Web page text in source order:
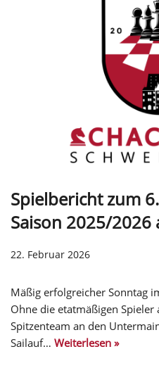
Spielbericht zum
Saison 2025/2026
22. Februar 2026
Mäßig erfolgreicher Sonntag
Ohne die etatmäßigen
Spitzenteam an den
Sailauf… Weiterlesen »